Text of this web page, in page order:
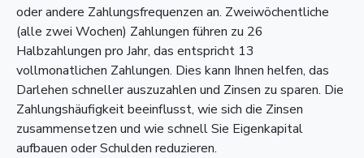
oder andere Zahlungsfrequenzen an. Zweiwöchentliche
(alle zwei Wochen) Zahlungen führen zu 26
Halbzahlungen pro Jahr, das entspricht 13
vollmonatlichen Zahlungen. Dies kann Ihnen helfen, das
Darlehen schneller auszuzahlen und Zinsen zu sparen. Die
Zahlungshäufigkeit beeinflusst, wie sich die Zinsen
zusammensetzen und wie schnell Sie Eigenkapital
aufbauen oder Schulden reduzieren.